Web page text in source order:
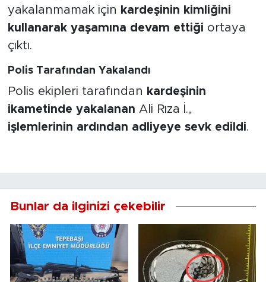
yakalanmamak için kardeşinin kimliğini
kullanarak yaşamına devam ettiği ortaya
çıktı.
Polis Tarafından Yakalandı
Polis ekipleri tarafından kardeşinin
ikametinde yakalanan Ali Rıza İ.,
işlemlerinin ardından adliyeye sevk edildi.
Bunlar da ilginizi çekebilir